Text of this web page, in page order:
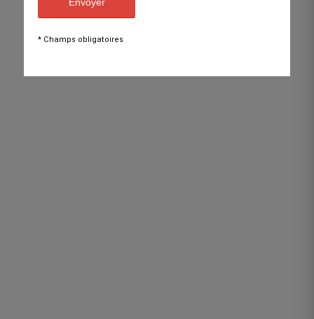
* Champs obligatoires